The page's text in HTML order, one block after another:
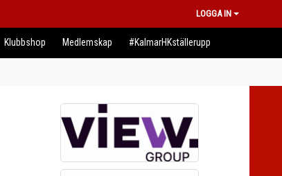
LOGGA IN
Klubbshop Medlemskap #KalmarHKställerupp